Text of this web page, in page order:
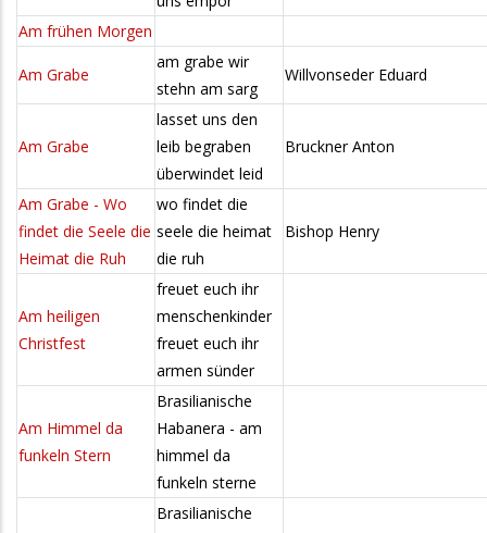
Am frühen Morgen
Am Grabe
am grabe wir
stehn am sarg
Willvonseder Eduard
Am Grabe
lasset uns den
leib begraben
überwindet leid
Bruckner Anton
Am Grabe - Wo
findet die Seele die
Heimat die Ruh
wo findet die
seele die heimat
die ruh
Bishop Henry
Am heiligen
Christfest
freuet euch ihr
menschenkinder
freuet euch ihr
armen sünder
Am Himmel da
funkeln Stern
Brasilianische
Habanera - am
himmel da
funkeln sterne
Brasilianische